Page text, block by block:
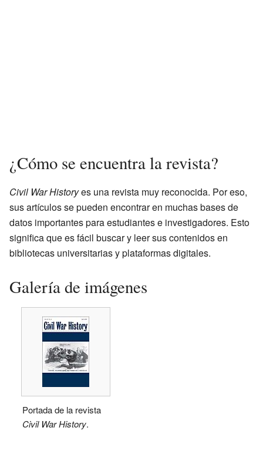
¿Cómo se encuentra la revista?
Civil War Historyes una revista muy reconocida. Por eso,
sus artículos se pueden encontrar en muchas bases de
datos importantes para estudiantes e investigadores. Esto
significa que es fácil buscar y leer sus contenidos en
bibliotecas universitarias y plataformas digitales.
Galería de imágenes
Portada de la revista
Civil War History.